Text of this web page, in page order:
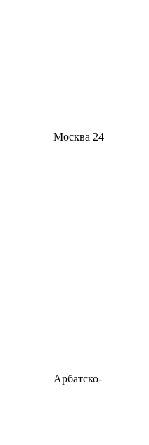
Москва 24
Арбатско-